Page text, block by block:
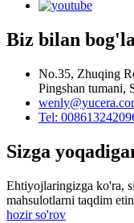
Biz bilan
No.35, Zhuqing
Pingshan tumani,
Tel:
Sizga
Ehtiyojlaringizga ko'ra,
mahsulotlarni taqdim
hozir so'rov